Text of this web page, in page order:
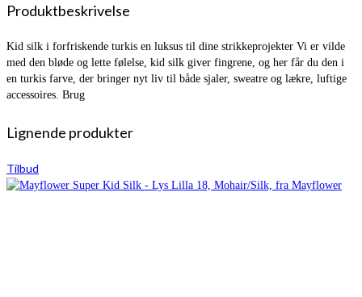
Produktbeskrivelse
Kid silk i forfriskende turkis en luksus til dine strikkeprojekter Vi er vilde
med den bløde og lette følelse, kid silk giver fingrene, og her får du den i
en turkis farve, der bringer nyt liv til både sjaler, sweatre og lækre, luftige
accessoires. Brug
Lignende produkter
Tilbud